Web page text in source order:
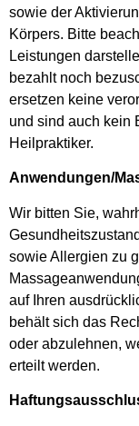
sowie der
Körpers. Bitte
Leistungen
bezahlt noch
ersetzen keine
und sind auch kein
Heilpraktiker.
Anwendungen/
Wir bitten Sie,
sowie Allergien zu
auf Ihren
behält sich das
oder abzulehnen,
erteilt werden.